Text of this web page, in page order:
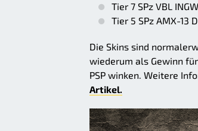
Tier 7 SPz VBL
Tier 5 SPz AMX-13
Die Skins sind
wiederum als Gewinn
PSP winken. Weitere
Artikel.